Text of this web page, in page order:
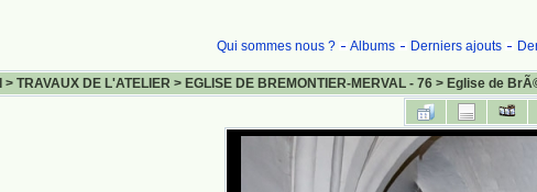
Qui sommes nous ?
Albums Derniers ajouts
> TRAVAUX DE L'ATELIER > EGLISE DE BREMONTIER-MERVAL - 76 > Eglise de